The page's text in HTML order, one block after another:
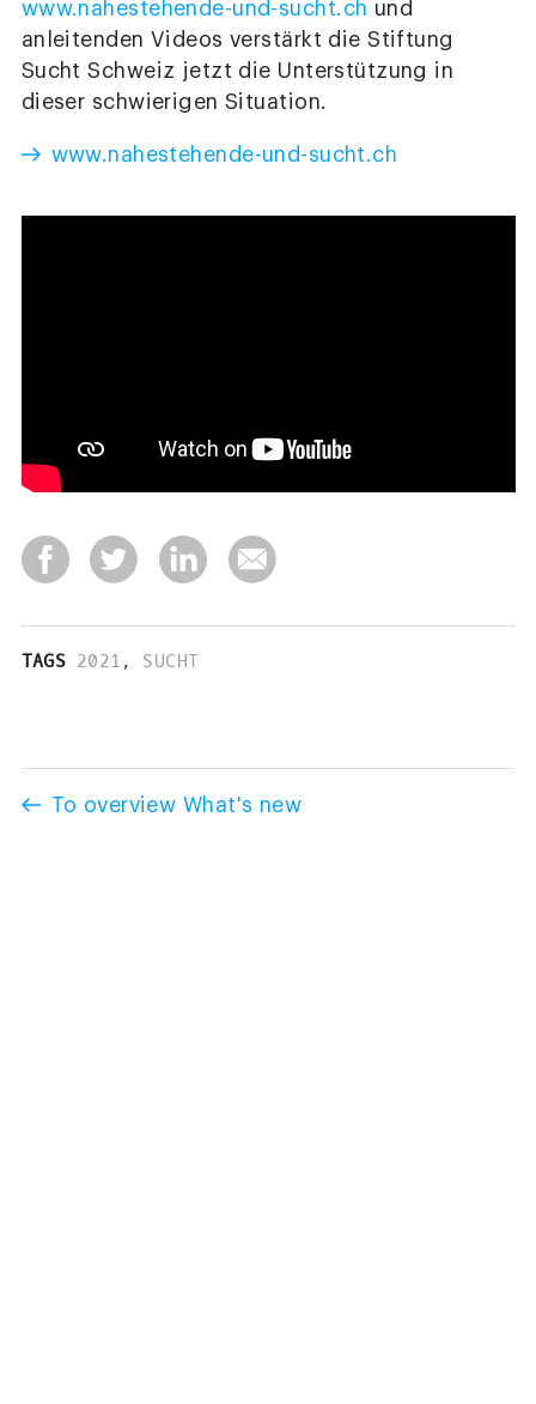
www.nahestehende-und-sucht.ch und
anleitenden Videos verstärkt die Stiftung
Sucht Schweiz jetzt die Unterstützung in
dieser schwierigen Situation.
www.nahestehende-und-sucht.ch
TAGS 2021 , SUCHT
To overview What's new